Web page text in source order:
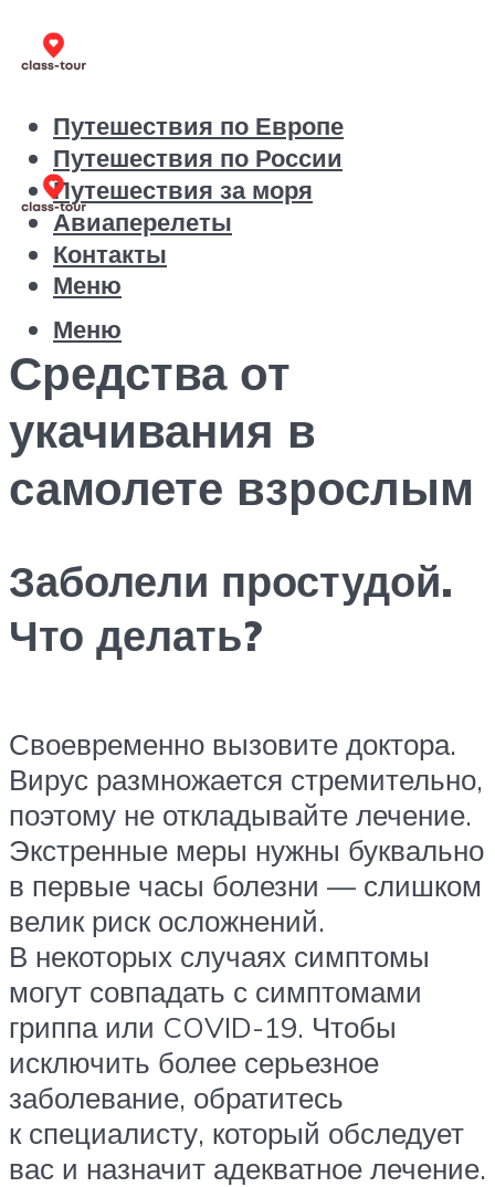
Путешествия по Европе
Путешествия по России
Путешествия за моря
Авиаперелеты
Контакты
Меню
Меню
Средства от
укачивания в
самолете взрослым
Заболели простудой.
Что делать?
Своевременно вызовите доктора.
Вирус размножается стремительно,
поэтому не откладывайте лечение.
Экстренные меры нужны буквально
в первые часы болезни — слишком
велик риск осложнений.
В некоторых случаях симптомы
могут совпадать с симптомами
гриппа или COVID-19. Чтобы
исключить более серьезное
заболевание, обратитесь
к специалисту, который обследует
вас и назначит адекватное лечение.